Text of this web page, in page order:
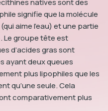
natives sont des
signifie que la molécule
aime l’eau) et une partie
Le groupe tête est
d’acides gras sont
ayant deux queues
plus lipophiles que les
qu’une seule. Cela
comparativement plus